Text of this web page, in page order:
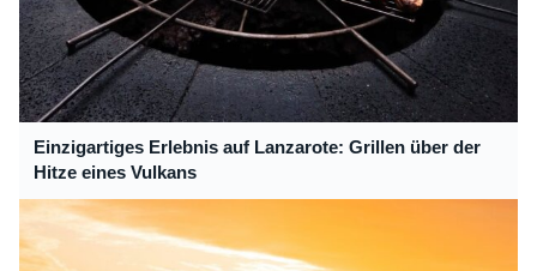
Einzigartiges Erlebnis auf Lanzarote: Grillen über der
Hitze eines Vulkans